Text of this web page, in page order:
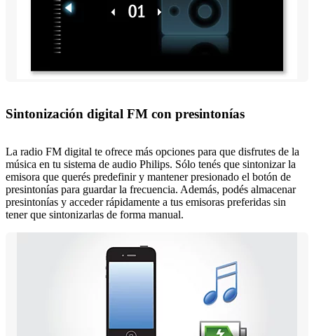
Sintonización digital FM con presintonías
La radio FM digital te ofrece más opciones para que disfrutes de la
música en tu sistema de audio Philips. Sólo tenés que sintonizar la
emisora que querés predefinir y mantener presionado el botón de
presintonías para guardar la frecuencia. Además, podés almacenar
presintonías y acceder rápidamente a tus emisoras preferidas sin
tener que sintonizarlas de forma manual.